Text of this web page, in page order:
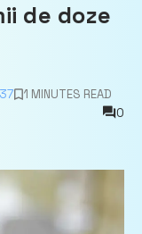
de doze
1 MINUTES READ
0